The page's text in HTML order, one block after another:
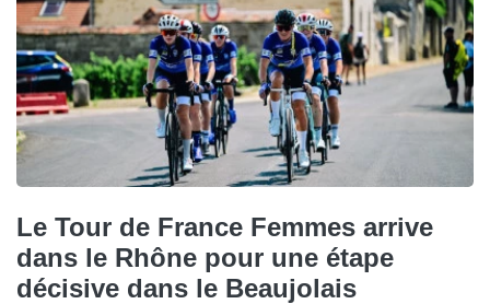
Le Tour de France Femmes arrive
dans le Rhône pour une étape
décisive dans le Beaujolais